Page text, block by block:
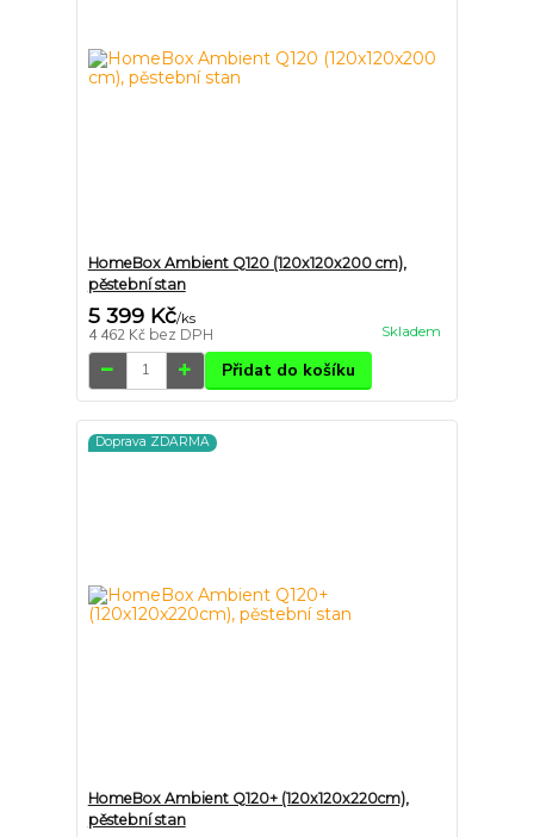
HomeBox Ambient Q120 (120x120x200 cm),
pěstební stan
5 399 Kč/ks
4 462 Kč bez DPH Skladem
Přidat do košíku
Doprava ZDARMA
HomeBox Ambient Q120+ (120x120x220cm),
pěstební stan